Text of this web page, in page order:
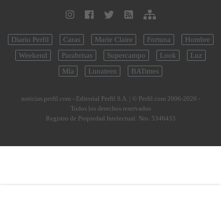
Diario Perfil Caras Marie Claire Fortuna
Hombre
Weekend
Parabrisas Supercampo Look
Luz
Mía
Lunateen BATimes
noticias.perfil.com - Editorial Perfil S.A. | © Perfil.com 2006-2026 -
Todos los derechos reservados
Registro de Propiedad Intelectual: Nro. 5346433